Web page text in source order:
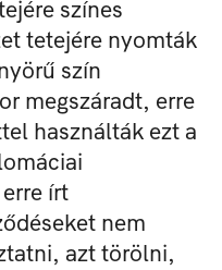
színes
tetejére nyomták
szín
megszáradt, erre
használták ezt a
írt
nem
azt törölni,